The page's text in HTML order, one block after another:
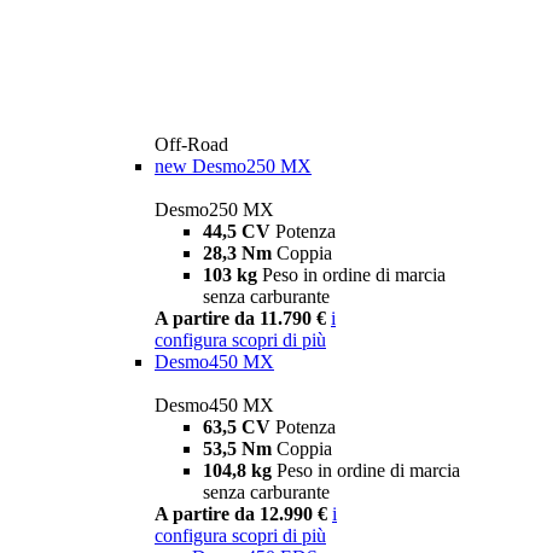
Off-Road
new Desmo250 MX
Desmo250 MX
44,5 CV Potenza
28,3 Nm Coppia
103 kg Peso in ordine di marcia
senza carburante
A partire da 11.790 € i
configura scopri di più
Desmo450 MX
Desmo450 MX
63,5 CV Potenza
53,5 Nm Coppia
104,8 kg Peso in ordine di marcia
senza carburante
A partire da 12.990 € i
configura scopri di più